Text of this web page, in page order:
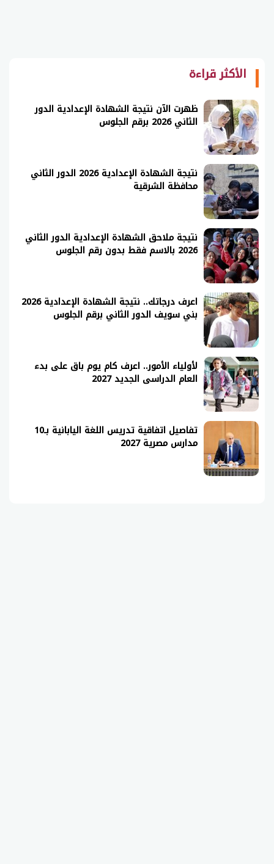
الأكثر قراءة
ظهرت الآن نتيجة الشهادة الإعدادية الدور
الثاني 2026 برقم الجلوس
نتيجة الشهادة الإعدادية 2026 الدور الثاني
محافظة الشرقية
نتيجة ملاحق الشهادة الإعدادية الدور الثاني
2026 بالاسم فقط بدون رقم الجلوس
اعرف درجاتك.. نتيجة الشهادة الإعدادية 2026
بني سويف الدور الثاني برقم الجلوس
لأولياء الأمور.. اعرف كام يوم باق على بدء
العام الدراسى الجديد 2027
تفاصيل اتفاقية تدريس اللغة اليابانية بـ10
مدارس مصرية 2027